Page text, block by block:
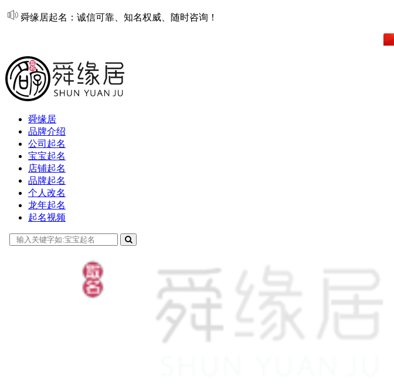
舜缘居起名：诚信可靠、知名权威、随时咨询！
舜缘居
品牌介绍
公司起名
宝宝起名
店铺起名
品牌起名
个人改名
龙年起名
起名视频